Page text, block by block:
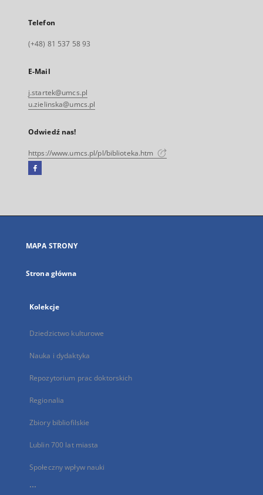
Telefon
(+48) 81 537 58 93
E-Mail
j.startek@umcs.pl
u.zielinska@umcs.pl
Odwiedź nas!
https://www.umcs.pl/pl/biblioteka.htm
Facebook
się
karcie
MAPA STRONY
Strona główna
Kolekcje
Dziedzictwo kulturowe
Nauka i dydaktyka
Repozytorium prac doktorskich
Regionalia
Zbiory bibliofilskie
Lublin 700 lat miasta
Społeczny wpływ nauki
...